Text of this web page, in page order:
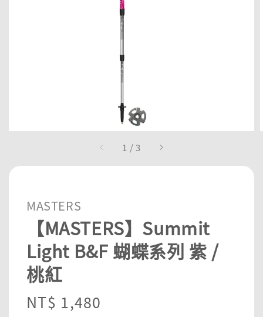
1 /3
MASTERS
【MASTERS】Summit
Light B&F 蝴蝶系列 紫 /
桃紅
Regular
NT$ 1,480